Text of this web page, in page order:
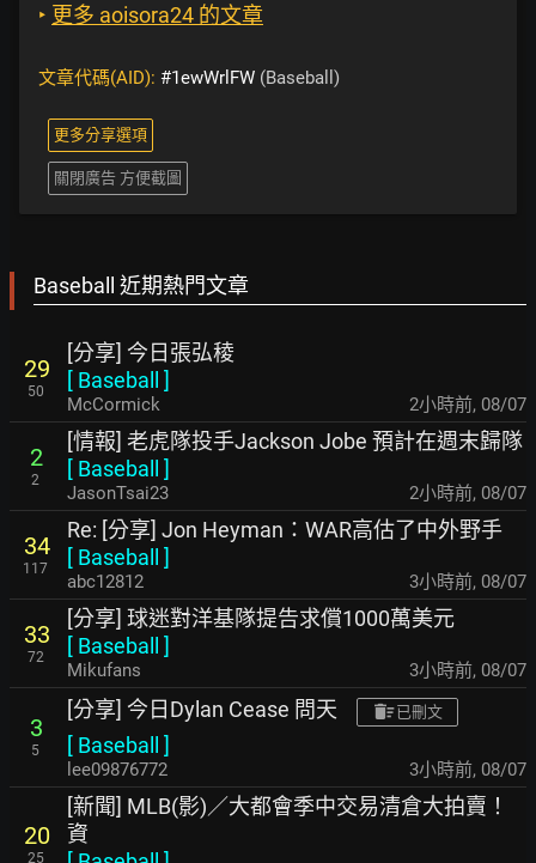
‣ 更多 aoisora24 的文章
文章代碼(AID): #1ewWrlFW (Baseball)
更多分享選項
關閉廣告 方便截圖
Baseball 近期熱門文章
29
50
[分享] 今日張弘稜
[ Baseball ]
McCormick 2小時前, 08/07
2
2
[情報] 老虎隊投手Jackson Jobe 預計在週末歸隊
[ Baseball ]
JasonTsai23 2小時前, 08/07
34
117
Re: [分享] Jon Heyman：WAR高估了中外野手
[ Baseball ]
abc12812 3小時前, 08/07
33
72
[分享] 球迷對洋基隊提告求償1000萬美元
[ Baseball ]
Mikufans 3小時前, 08/07
3
5
[分享] 今日Dylan Cease 問天 已刪文
[ Baseball ]
lee09876772 3小時前, 08/07
20
25
[新聞] MLB(影)／大都會季中交易清倉大拍賣！
資